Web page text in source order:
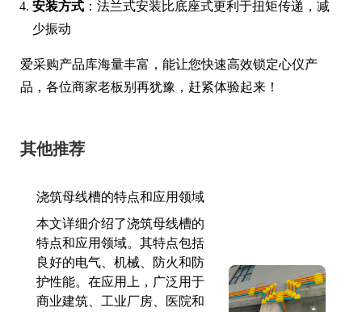
安装方式 ：法兰式安装比底座式更利于扭矩传递，减
少振动
爱采购产品库海量丰富，能让您快速高效锁定心仪产
品，各位商家老板别再犹豫，赶紧体验起来！
其他推荐
浇筑母线槽的特点和应用领域
本文详细介绍了浇筑母线槽的
特点和应用领域。其特点包括
良好的电气、机械、防火和防
护性能。在应用上，广泛用于
商业建筑、工业厂房、医院和